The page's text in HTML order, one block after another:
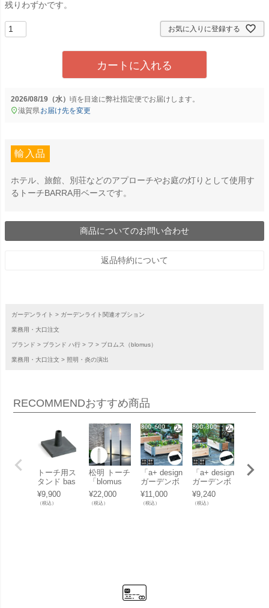
残りわずかです。
お気に入りに登録する
カートに入れる
2026/08/19（水） に弊社指定便でお届けします。
滋賀県お届け先を変更
輸入品
ホテル、旅館、別荘などのアプローチやお庭の灯りとして使用す
るトーチBARRA用ベースです。
商品についてのお問い合わせ
返品特約について
ガーデンライト ガーデンライト関連オプション
業務用・大口注文
ブランド ブランド ハ行 フ ブロムス（blomus）
業務用・大口注文 照明・炎の演出
RECOMMENDおすすめ商品
トーチ用ス
タンド bas
e 「blomus
ブロムス B
ASO 65046
¥9,900
（税込）
松明 トーチ
「blomus
ブロムス B
ARRA ガー
デントーチ
¥22,000
（税込）
「a+ design
ガーデンボ
ックス800×
600専用 キ
ャスター付
¥11,000
（税込）
「a+ design
ガーデンボ
ックス800×
300専用 キ
ャスター付
¥9,240
（税込）
庵-